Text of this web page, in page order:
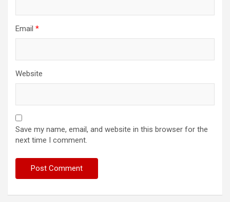
Email *
Website
Save my name, email, and website in this browser for the
next time I comment.